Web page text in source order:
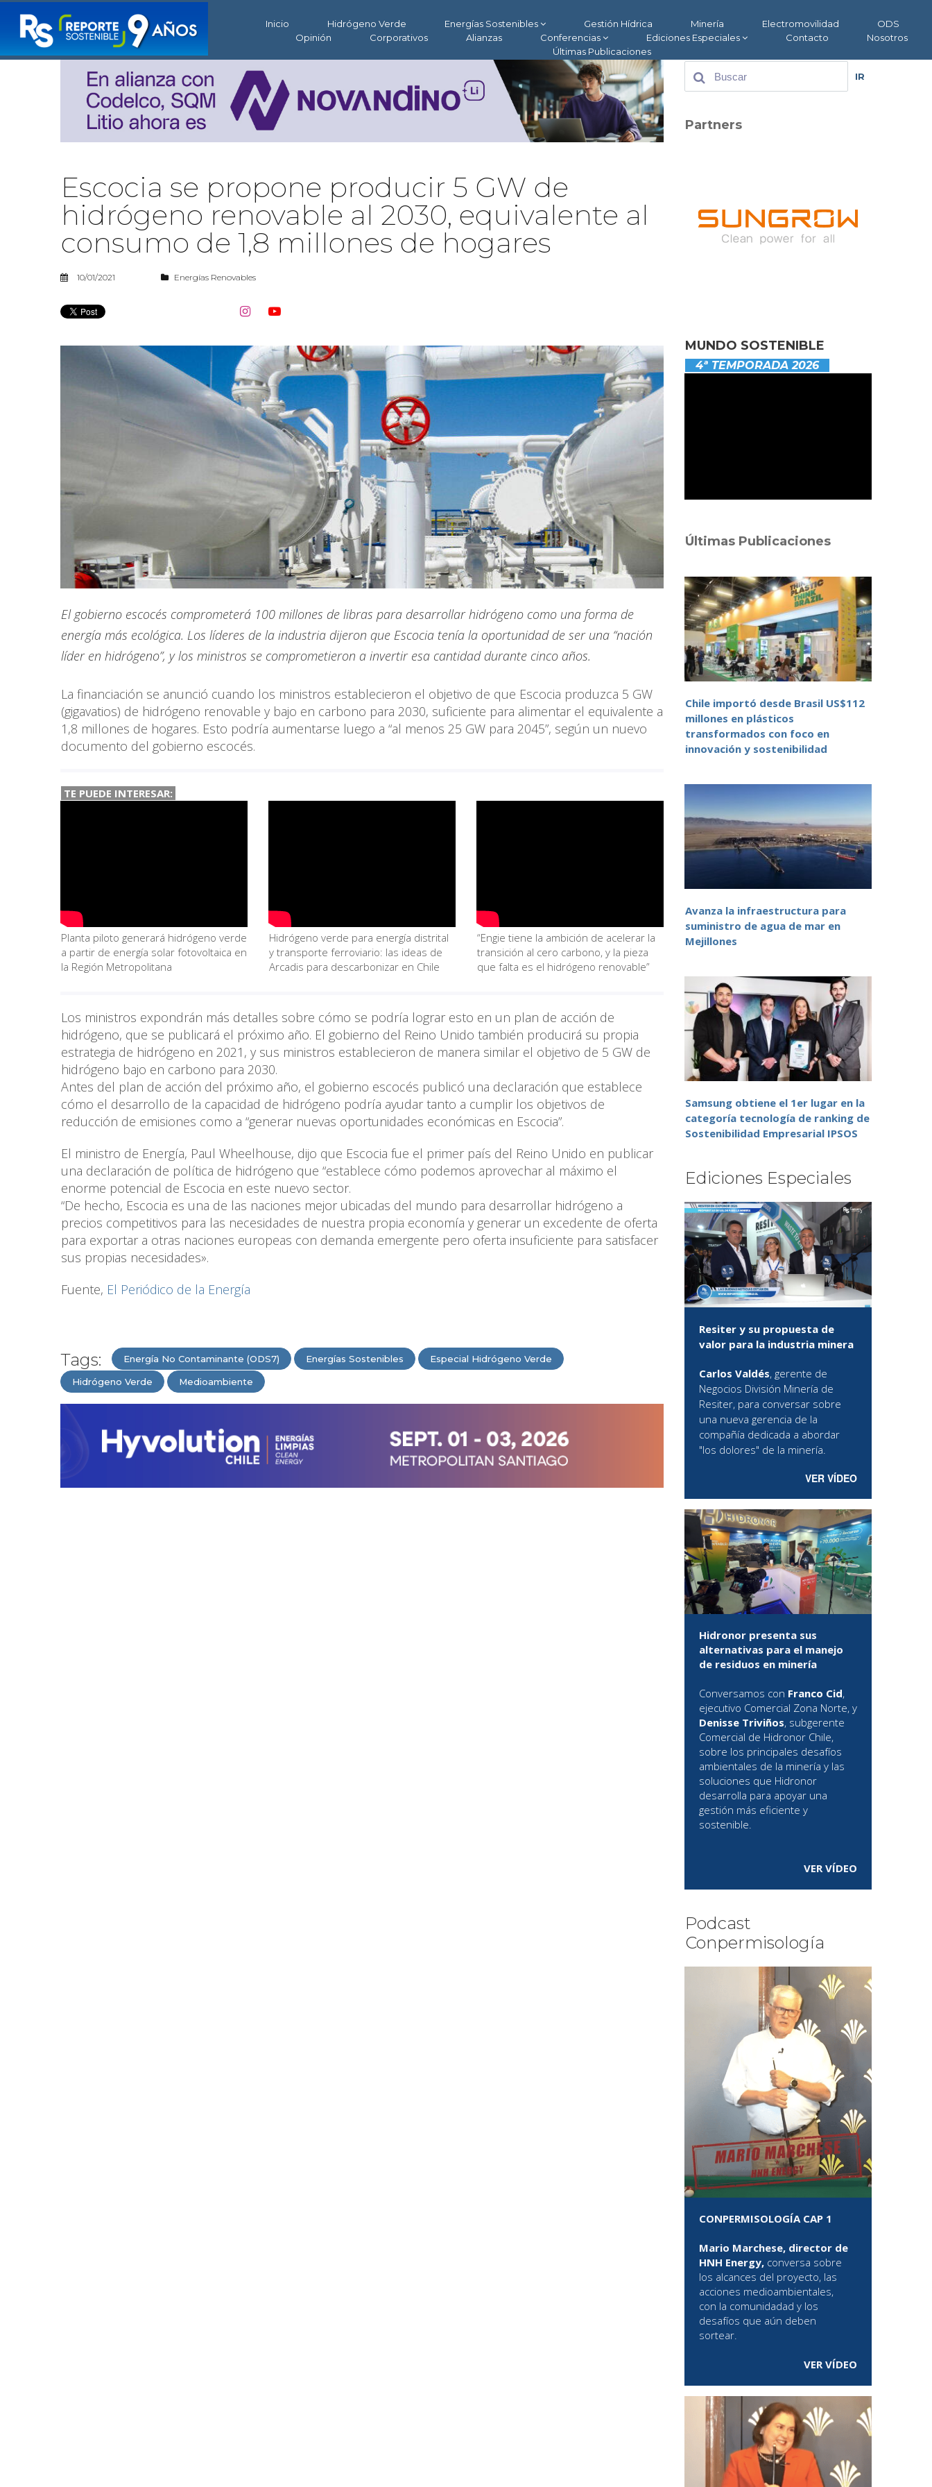
Inicio Hidrógeno Verde Energías Sostenibles Gestión Hídrica Minería Electromovilidad
ODS
Opinión
Corporativos Alianzas Conferencias Ediciones Especiales Contacto
Nosotros
Últimas Publicaciones
Escocia se propone producir 5 GW de
hidrógeno renovable al 2030, equivalente al
consumo de 1,8 millones de hogares
10/01/2021 Energías Renovables
 
El gobierno escocés comprometerá 100 millones de libras para desarrollar hidrógeno como una forma de
energía más ecológica. Los líderes de la industria dijeron que Escocia tenía la oportunidad de ser una “nación
líder en hidrógeno”, y los ministros se comprometieron a invertir esa cantidad durante cinco años.
La financiación se anunció cuando los ministros establecieron el objetivo de que Escocia produzca 5 GW
(gigavatios) de hidrógeno renovable y bajo en carbono para 2030, suficiente para alimentar el equivalente a
1,8 millones de hogares. Esto podría aumentarse luego a “al menos 25 GW para 2045”, según un nuevo
documento del gobierno escocés.
TE PUEDE INTERESAR:
Planta piloto generará hidrógeno verde
a partir de energía solar fotovoltaica en
la Región Metropolitana
Hidrógeno verde para energía distrital
y transporte ferroviario: las ideas de
Arcadis para descarbonizar en Chile
“Engie tiene la ambición de acelerar la
transición al cero carbono, y la pieza
que falta es el hidrógeno renovable”
Los ministros expondrán más detalles sobre cómo se podría lograr esto en un plan de acción de
hidrógeno, que se publicará el próximo año. El gobierno del Reino Unido también producirá su propia
estrategia de hidrógeno en 2021, y sus ministros establecieron de manera similar el objetivo de 5 GW de
hidrógeno bajo en carbono para 2030.
Antes del plan de acción del próximo año, el gobierno escocés publicó una declaración que establece
cómo el desarrollo de la capacidad de hidrógeno podría ayudar tanto a cumplir los objetivos de
reducción de emisiones como a “generar nuevas oportunidades económicas en Escocia”.
El ministro de Energía, Paul Wheelhouse, dijo que Escocia fue el primer país del Reino Unido en publicar
una declaración de política de hidrógeno que “establece cómo podemos aprovechar al máximo el
enorme potencial de Escocia en este nuevo sector.
“De hecho, Escocia es una de las naciones mejor ubicadas del mundo para desarrollar hidrógeno a
precios competitivos para las necesidades de nuestra propia economía y generar un excedente de oferta
para exportar a otras naciones europeas con demanda emergente pero oferta insuficiente para satisfacer
sus propias necesidades».
Fuente, El Periódico de la Energía
Tags: Energía No Contaminante (ODS7) Energías Sostenibles Especial Hidrógeno Verde
Hidrógeno Verde Medioambiente
IR
Partners
MUNDO SOSTENIBLE
4ª TEMPORADA 2026
Últimas Publicaciones
Chile importó desde Brasil US$112
millones en plásticos
transformados con foco en
innovación y sostenibilidad
Avanza la infraestructura para
suministro de agua de mar en
Mejillones
Samsung obtiene el 1er lugar en la
categoría tecnología de ranking de
Sostenibilidad Empresarial IPSOS
Ediciones Especiales
Resiter y su propuesta de
valor para la industria minera
Carlos Valdés, gerente de
Negocios División Minería de
Resiter, para conversar sobre
una nueva gerencia de la
compañía dedicada a abordar
"los dolores" de la minería.
VER VÍDEO
Hidronor presenta sus
alternativas para el manejo
de residuos en minería
Conversamos con Franco Cid,
ejecutivo Comercial Zona Norte, y
Denisse Triviños, subgerente
Comercial de Hidronor Chile,
sobre los principales desafíos
ambientales de la minería y las
soluciones que Hidronor
desarrolla para apoyar una
gestión más eficiente y
sostenible.
VER VÍDEO
Podcast
Conpermisología
CONPERMISOLOGÍA CAP 1
Mario Marchese, director de
HNH Energy, conversa sobre
los alcances del proyecto, las
acciones medioambientales,
con la comunidadad y los
desafíos que aún deben
sortear.
VER VÍDEO